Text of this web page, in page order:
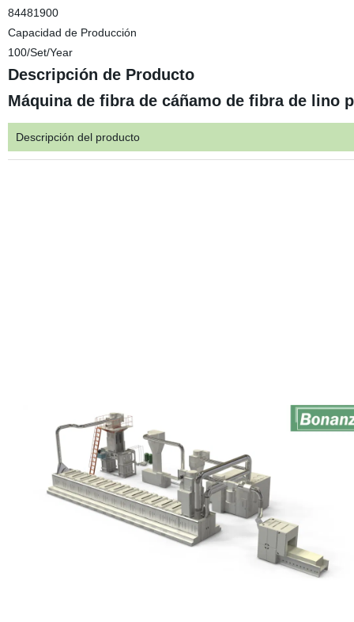
84481900
Capacidad de Producción
100/Set/Year
Descripción de Producto
Máquina de fibra de cáñamo de fibra de lino
Descripción del producto